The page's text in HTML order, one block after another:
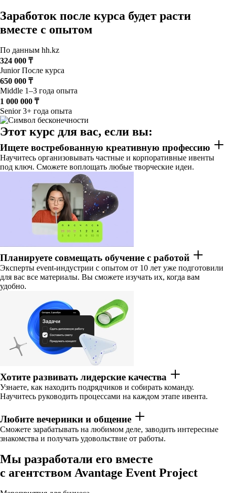
Заработок после курса будет расти
вместе с опытом
По данным hh.kz
324 000 ₸
JuniorПосле курса
650 000 ₸
Middle 1–3 года опыта
1 000 000 ₸
Senior3+ года опыта
Этот курс для вас, если вы:
Ищете востребованную креативную профессию
Научитесь организовывать частные и корпоративные ивенты
под ключ. Сможете воплощать любые творческие идеи.
Планируете совмещать обучение с работой
Эксперты event-индустрии с опытом от 10 лет уже подготовили
для вас все материалы. Вы сможете изучать их, когда вам
удобно.
Хотите развивать лидерские качества
Узнаете, как находить подрядчиков и собирать команду.
Научитесь руководить процессами на каждом этапе ивента.
Любите вечеринки и общение
Сможете зарабатывать на любимом деле, заводить интересные
знакомства и получать удовольствие от работы.
Мы разработали его вместе
с агентством Avantage Event Project